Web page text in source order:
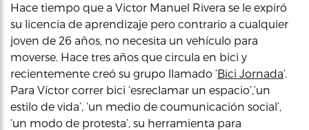
Hace tiempo que a Victor Manuel Rivera se le expiró
su licencia de aprendizaje pero contrario a cualquier
joven de 26 años, no necesita un vehículo para
moverse. Hace tres años que circula en bici y
recientemente creó su grupo llamado ‘Bici Jornada‘.
Para Víctor correr bici ‘esreclamar un espacio’,’un
estilo de vida’, ‘un medio de coumunicación social’,
‘un modo de protesta’, su herramienta para